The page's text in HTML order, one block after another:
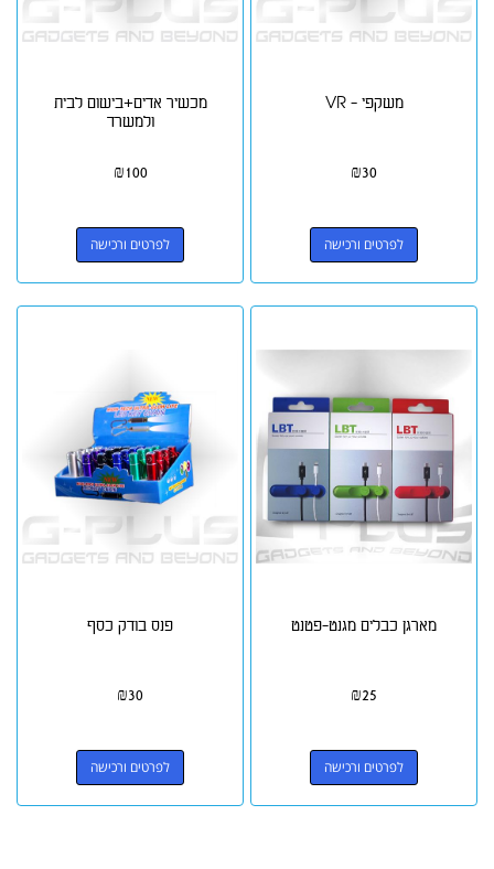
משקפי - VR
₪30
לפרטים ורכישה
מכשיר אדים+בישום לבית
ולמשרד
₪100
לפרטים ורכישה
מארגן כבלים מגנט-פטנט
₪25
לפרטים ורכישה
פנס בודק כסף
₪30
לפרטים ורכישה